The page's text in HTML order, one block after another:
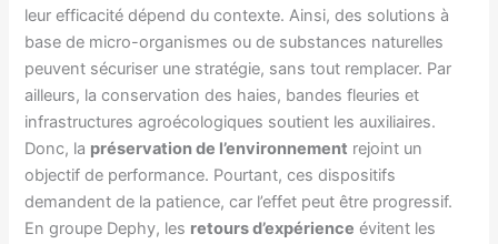
leur efficacité dépend du contexte. Ainsi, des solutions à
base de micro-organismes ou de substances naturelles
peuvent sécuriser une stratégie, sans tout remplacer. Par
ailleurs, la conservation des haies, bandes fleuries et
infrastructures agroécologiques soutient les auxiliaires.
Donc, la préservation de l’environnement rejoint un
objectif de performance. Pourtant, ces dispositifs
demandent de la patience, car l’effet peut être progressif.
En groupe Dephy, les retours d’expérience évitent les